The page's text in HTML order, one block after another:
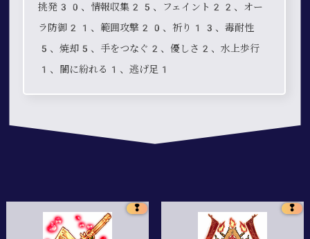
挑発30、情報収集25、フェイント22、オー
ラ防御21、範囲攻撃20、祈り13、毒耐性
5、焼却5、手をつなぐ2、優しさ2、水上歩行
1、闇に紛れる1、逃げ足1
❢ ❢